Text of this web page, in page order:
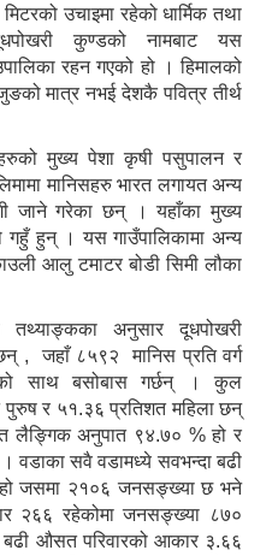
उचाइमा रहेको धार्मिक तथा
कुण्डको नामबाट यस
रहन गएको हो । हिमालको
मात्र नभई देशकै पवित्र तीर्थ
मुख्य पेशा कृषी पसुपालन र
मानिसहरु भारत लगायत अन्य
जाने गरेका छन् । यहाँका मुख्य
गहुँ हुन् । यस गाउँपालिकामा अन्य
आलु टमाटर बोडी सिमी लौका
अनुसार दूधपोखरी
, जहाँ ८५९२ मानिस प्रति वर्ग
साथ बसोबास गर्छन् । कुल
र ५१.३६ प्रतिशत महिला छन्
लैङ्गिक अनुपात ९४.७० % हो र
सवै वडामध्ये सवभन्दा बढी
हो जसमा २१०६ जनसङ्ख्या छ भने
२६६ रहेकोमा जनसङ्ख्या ८७०
औसत परिवारको आकार ३.६६